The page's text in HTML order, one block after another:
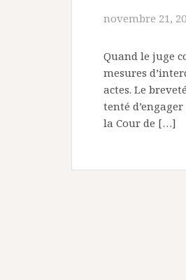
novembre 21,
Quand le juge
mesures
actes. Le
tenté
la Cour de […]